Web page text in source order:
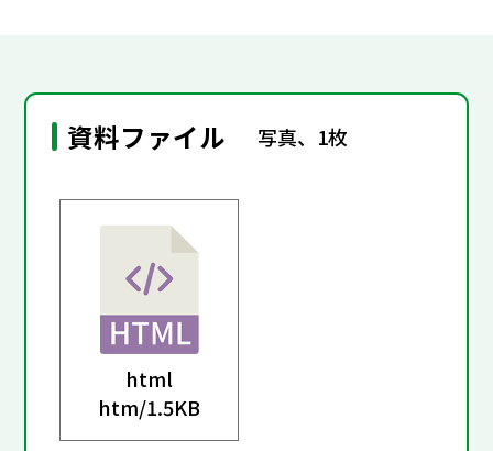
資料ファイル 写真、1枚
html
htm/1.5KB